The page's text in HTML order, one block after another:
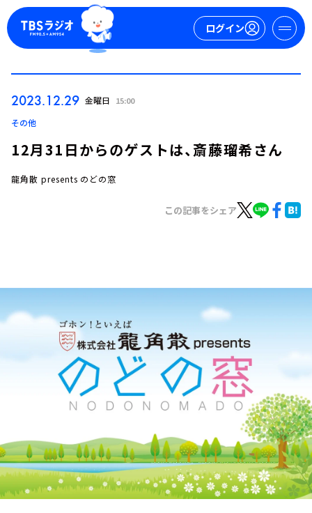
ログイン
トピックス
お知らせ
イベント・グッズ
YouTube
会社情報
2023.12.29 金曜日 15:00
その他
12月31日からのゲストは、斎藤瑠希さん
龍角散 presents のどの窓
この記事をシェア